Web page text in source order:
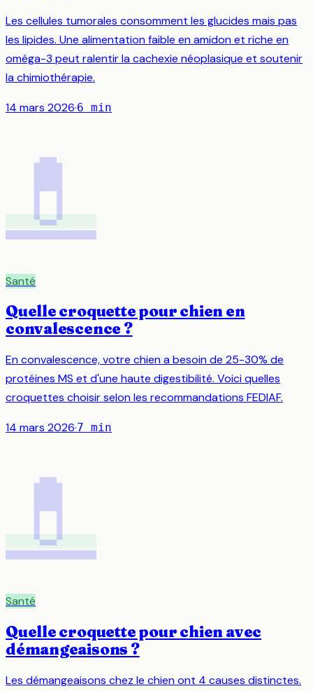
Les cellules tumorales consomment les glucides mais pas
les lipides. Une alimentation faible en amidon et riche en
oméga-3 peut ralentir la cachexie néoplasique et soutenir
la chimiothérapie.
14 mars 2026·6 min
💊
Santé
Quelle croquette pour chien en
convalescence ?
En convalescence, votre chien a besoin de 25-30% de
protéines MS et d'une haute digestibilité. Voici quelles
croquettes choisir selon les recommandations FEDIAF.
14 mars 2026·7 min
💊
Santé
Quelle croquette pour chien avec
démangeaisons ?
Les démangeaisons chez le chien ont 4 causes distinctes.